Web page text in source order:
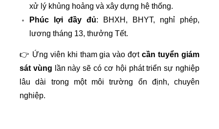
xử lý khủng hoảng và xây dựng hệ thống.
Phúc lợi đầy đủ: BHXH, BHYT, nghỉ phép,
lương tháng 13, thưởng Tết.
👉 Ứng viên khi tham gia vào đợtcần tuyển giám
sát vùng lần này sẽ có cơ hội phát triển sự nghiệp
lâu dài trong một môi trường ổn định, chuyên
nghiệp.